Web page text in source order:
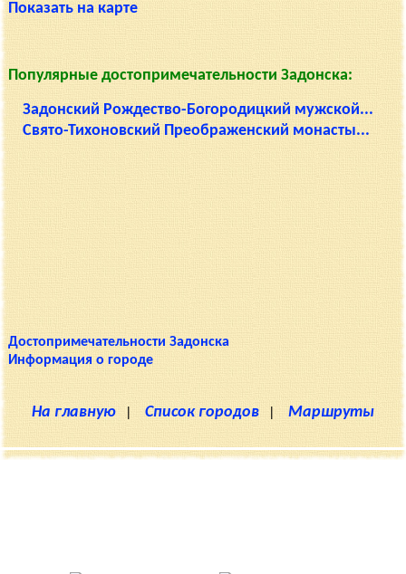
Показать на карте
Популярные достопримечательности Задонска:
Задонский Рождество-Богородицкий мужской...
Свято-Тихоновский Преображенский монасты...
Достопримечательности Задонска
Информация о городе
На главную | Список городов |Маршруты